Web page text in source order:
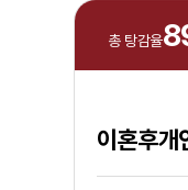
총 탕감율
이혼후